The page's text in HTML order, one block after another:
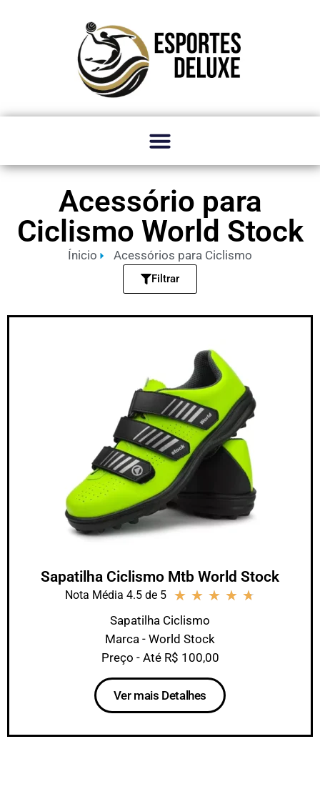
Acessório para
Ciclismo World Stock
Ínicio Acessórios para Ciclismo
Filtrar
Sapatilha Ciclismo Mtb World Stock
Nota Média 4.5 de 5 ★ ★ ★ ★ ★
Sapatilha Ciclismo
Marca - World Stock
Preço - Até R$ 100,00
Ver mais Detalhes